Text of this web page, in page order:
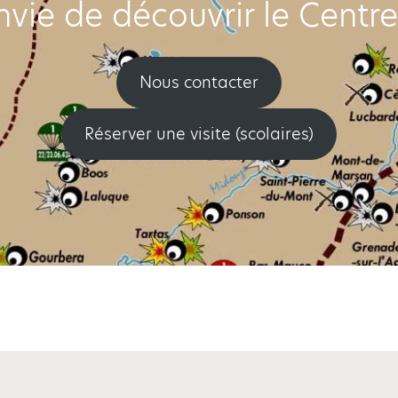
de découvrir le
Nous contacter
Réserver une visite (scolaires)